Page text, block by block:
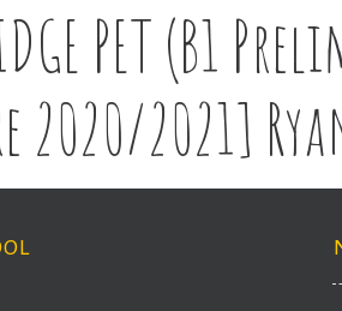
PET (B1
2020/2021]